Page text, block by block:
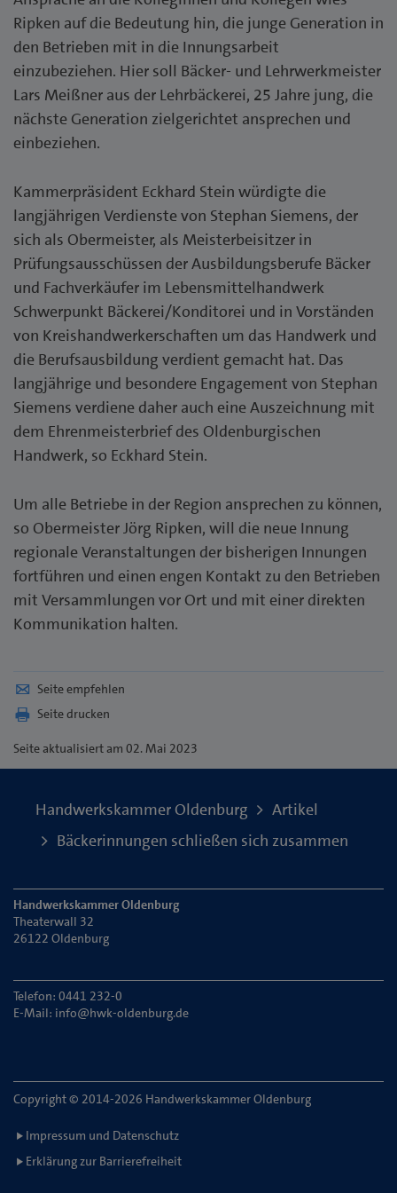
Ripken auf die Bedeutung hin, die junge Generation in
den Betrieben mit in die Innungsarbeit
einzubeziehen. Hier soll Bäcker- und Lehrwerkmeister
Lars Meißner aus der Lehrbäckerei, 25 Jahre jung, die
nächste Generation zielgerichtet ansprechen und
einbeziehen.
Kammerpräsident Eckhard Stein würdigte die
langjährigen Verdienste von Stephan Siemens, der
sich als Obermeister, als Meisterbeisitzer in
Prüfungsausschüssen der Ausbildungsberufe Bäcker
und Fachverkäufer im Lebensmittelhandwerk
Schwerpunkt Bäckerei/Konditorei und in Vorständen
von Kreishandwerkerschaften um das Handwerk und
die Berufsausbildung verdient gemacht hat. Das
langjährige und besondere Engagement von Stephan
Siemens verdiene daher auch eine Auszeichnung mit
dem Ehrenmeisterbrief des Oldenburgischen
Handwerk, so Eckhard Stein.
Um alle Betriebe in der Region ansprechen zu können,
so Obermeister Jörg Ripken, will die neue Innung
regionale Veranstaltungen der bisherigen Innungen
fortführen und einen engen Kontakt zu den Betrieben
mit Versammlungen vor Ort und mit einer direkten
Kommunikation halten.
Seite empfehlen
Seite drucken
Seiteaktualisiert am 02. Mai 2023
Handwerkskammer Oldenburg
Artikel
Bäckerinnungen schließen sich zusammen
Handwerkskammer Oldenburg
Theaterwall 32
26122 Oldenburg
Telefon: 0441 232-0
E-Mail: info@hwk-oldenburg.de
Copyright © 2014-2026 Handwerkskammer Oldenburg
Impressum und Datenschutz
Erklärung zur Barrierefreiheit